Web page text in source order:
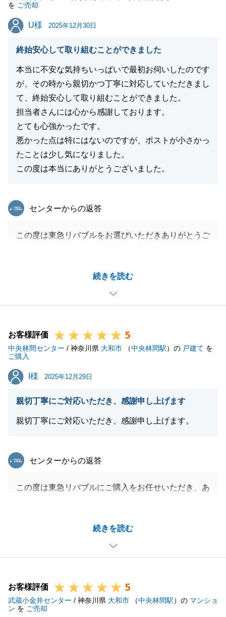
を ご売却
U様
U様 2025年12月30日
終始安心して取り組むことができました
本当に不安な気持ちいっぱいで最初お伺いしたのです
が、その時から親切かつ丁寧に対応していただきまし
て、終始安心して取り組むことができました。
担当者さんには心から感謝しております。
とても心強かったです。
悪かった点は特にはないのですが、ポストが小さかっ
たことは少し気になりました。
この度は本当にありがとうございました。
続きを読む
東急リバブル
センターからの返答
この度は東急リバブルをお選びいただきありがとうご
ただき心より感謝を申し上げます。
今後新しいお住まいで、幸せな生活を過ごせますこと
を切に願っております。
にお申し付けください。
何卒、よろしくお願い申し上げます。
お客様評価 5
中央林間センター / 神奈川県 大和市 （中央林間駅）の 戸建て を
ご購入
I様
I様 2025年12月29日
親切丁寧にご対応いただき、感謝申し上げます
親切丁寧にご対応いただき、感謝申し上げます。
続きを読む
東急リバブル
センターからの返答
この度は東急リバブルにご購入をお任せいただき、あ
を心より願っております。
また不動産でお悩みがございましたら、お気軽にお声
がけください。
お客様評価 5
武蔵小金井センター / 神奈川県 大和市 （中央林間駅）の マンショ
ン を ご売却